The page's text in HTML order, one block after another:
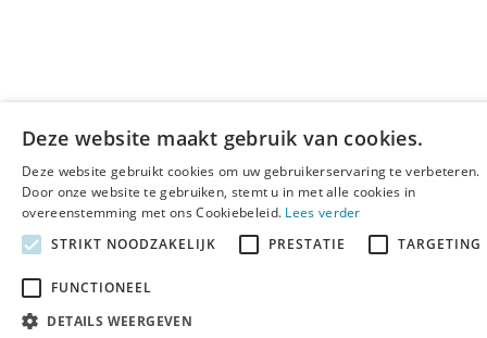
Deze website maakt gebruik van cookies.
Deze website gebruikt cookies om uw gebruikerservaring te verbeteren.
Door onze website te gebruiken, stemt u in met alle cookies in
overeenstemming met ons Cookiebeleid. Lees verder
STRIKT NOODZAKELIJK
PRESTATIE TARGETING
FUNCTIONEEL
DETAILS WEERGEVEN